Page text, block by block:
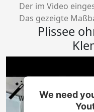
Der im Video
Das gezeigte
Plissee
We need